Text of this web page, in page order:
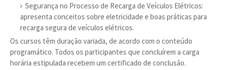
Segurança no Processo de Recarga de Veículos Elétricos:
apresenta conceitos sobre eletricidade e boas práticas para
recarga segura de veículos elétricos.
Os cursos têm duração variada, de acordo com o conteúdo
programático. Todos os participantes que concluírem a carga
horária estipulada recebem um certificado de conclusão.